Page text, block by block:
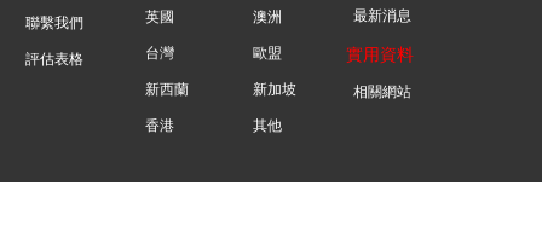
聯繫我們
評估表格
英國 澳洲
台灣 歐盟
新西蘭 新加坡
香港 其他
最新消息
相關網站
實用資料